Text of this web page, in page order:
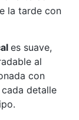
la tarde con
es suave,
al
con
detalle